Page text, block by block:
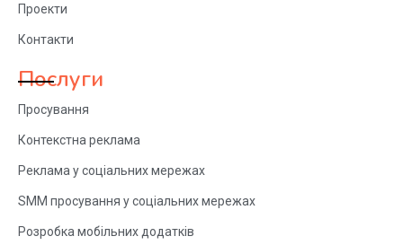
Проекти
Контакти
Послуги
Просування
Контекстна реклама
Реклама у соціальних мережах
SMM просування у соціальних мережах
Розробка мобільних додатків